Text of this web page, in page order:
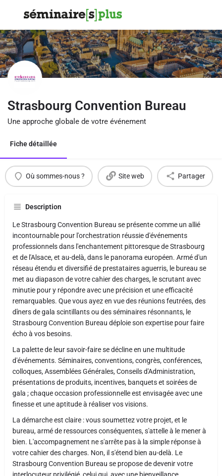
Strasbourg Convention Bureau
Une approche globale de votre événement
Fiche détaillée
Où sommes-nous ? Site web Partager
Description
Le Strasbourg Convention Bureau se présente comme un allié
incontournable pour l'orchestration réussie d'événements
professionnels dans l'enchantement pittoresque de Strasbourg
et de l'Alsace, et au-delà, dans le panorama européen. Armé d'un
réseau étendu et diversifié de prestataires aguerris, le bureau se
met au diapason de votre cahier des charges, le scrutant avec
minutie pour y répondre avec une précision et une efficacité
remarquables. Que vous ayez en vue des réunions feutrées, des
dîners de gala scintillants ou des séminaires résonnants, le
Strasbourg Convention Bureau déploie son expertise pour faire
écho à vos besoins.
La palette de leur savoir-faire se décline en une multitude
d'événements. Séminaires, conventions, congrès, conférences,
colloques, Assemblées Générales, Conseils d'Administration,
présentations de produits, incentives, banquets et soirées de
gala ; chaque occasion professionnelle est envisagée avec une
finesse et une aptitude à réaliser vos visions.
La démarche est claire : vous soumettez votre projet, et le
bureau, armé de ressources conséquentes, s'attelle à le mener à
bien. L'accompagnement ne s'arrête pas à la simple réponse à
votre cahier des charges. Non, il s'étend bien au-delà. Le
Strasbourg Convention Bureau se propose de devenir votre
interlocuteur privilégié, celui qui, avec une bienveillance